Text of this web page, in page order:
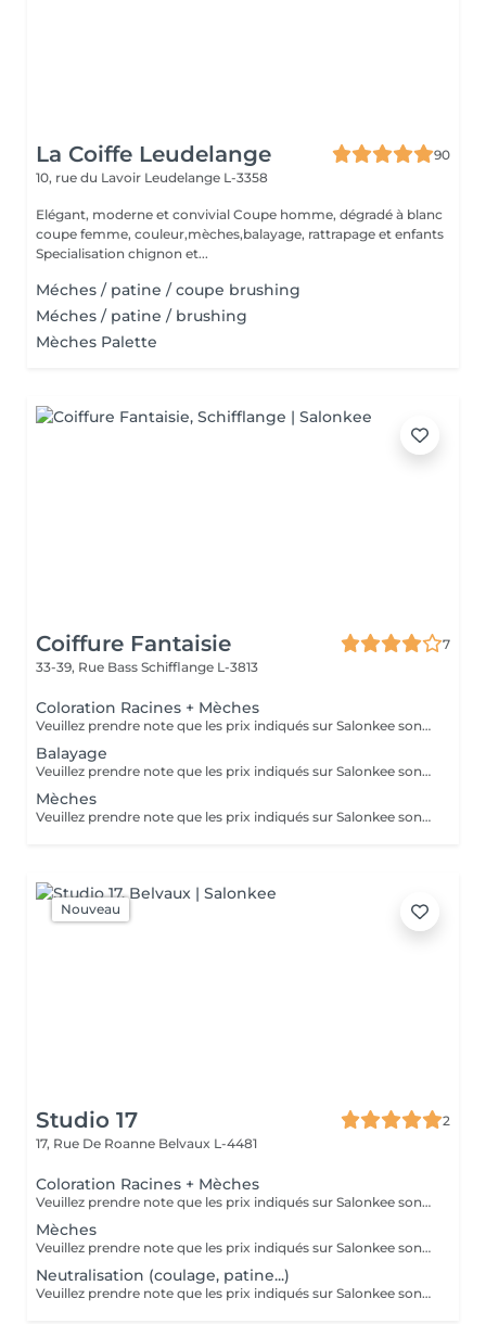
La Coiffe Leudelange
90
10, rue du Lavoir Leudelange L-3358
Elégant, moderne et convivial Coupe homme, dégradé à blanc
coupe femme, couleur,mèches,balayage, rattrapage et enfants
Specialisation chignon et...
Méches / patine / coupe brushing
Méches / patine / brushing
Mèches Palette
Coiffure Fantaisie
7
33-39, Rue Bass Schifflange L-3813
Coloration Racines + Mèches
Veuillez prendre note que les prix indiqués sur Salonkee sont communiqués à titre informatif et s'entendent de base. Ces derniers sont susceptibles de varier selon le diagnostic réalisé à votre arrivée au salon et l'expertise du professionnel à qui vous confiez votre beauté. Dans tous les cas, un devis précis vous sera proposé et toutes réalisations de prestations seront effectuées avec votre accord. Un grand merci d'avance pour votre compréhension. Au plaisir de vous recevoir très vite.
Balayage
Veuillez prendre note que les prix indiqués sur Salonkee sont communiqués à titre informatif et s'entendent de base. Ces derniers sont susceptibles de varier selon le diagnostic réalisé à votre arrivée au salon et l'expertise du professionnel à qui vous confiez votre beauté. Dans tous les cas, un devis précis vous sera proposé et toutes réalisations de prestations seront effectuées avec votre accord. Un grand merci d'avance pour votre compréhension. Au plaisir de vous recevoir très vite.
Mèches
Veuillez prendre note que les prix indiqués sur Salonkee sont communiqués à titre informatif et s'entendent de base. Ces derniers sont susceptibles de varier selon le diagnostic réalisé à votre arrivée au salon et l'expertise du professionnel à qui vous confiez votre beauté. Dans tous les cas, un devis précis vous sera proposé et toutes réalisations de prestations seront effectuées avec votre accord. Un grand merci d'avance pour votre compréhension. Au plaisir de vous recevoir très vite.
Nouveau
Studio 17
2
17, Rue De Roanne Belvaux L-4481
Coloration Racines + Mèches
Veuillez prendre note que les prix indiqués sur Salonkee sont communiqués à titre informatif et s'entendent de base. Ces derniers sont susceptibles de varier selon le diagnostic réalisé à votre arrivée au salon et l'expertise du professionnel à qui vous confiez votre beauté. Dans tous les cas, un devis précis vous sera proposé et toutes réalisations de prestations seront effectuées avec votre accord. Un grand merci d'avance pour votre compréhension. Au plaisir de vous recevoir très vite.
Mèches
Veuillez prendre note que les prix indiqués sur Salonkee sont communiqués à titre informatif et s'entendent de base. Ces derniers sont susceptibles de varier selon le diagnostic réalisé à votre arrivée au salon et l'expertise du professionnel à qui vous confiez votre beauté. Dans tous les cas, un devis précis vous sera proposé et toutes réalisations de prestations seront effectuées avec votre accord. Un grand merci d'avance pour votre compréhension. Au plaisir de vous recevoir très vite.
Neutralisation (coulage, patine...)
Veuillez prendre note que les prix indiqués sur Salonkee sont communiqués à titre informatif et s'entendent de base. Ces derniers sont susceptibles de varier selon le diagnostic réalisé à votre arrivée au salon et l'expertise du professionnel à qui vous confiez votre beauté. Dans tous les cas, un devis précis vous sera proposé et toutes réalisations de prestations seront effectuées avec votre accord. Un grand merci d'avance pour votre compréhension. Au plaisir de vous recevoir très vite.